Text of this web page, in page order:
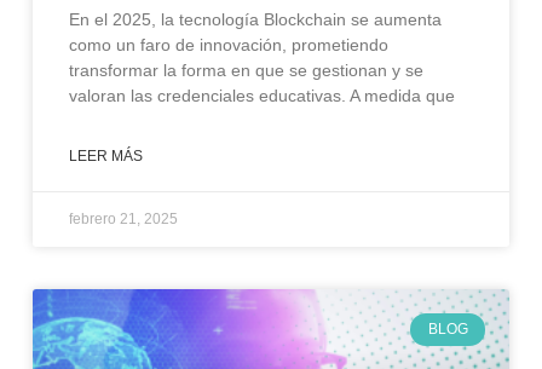
En el 2025, la tecnología Blockchain se aumenta
como un faro de innovación, prometiendo
transformar la forma en que se gestionan y se
valoran las credenciales educativas. A medida que
LEER MÁS
febrero 21, 2025
BLOG